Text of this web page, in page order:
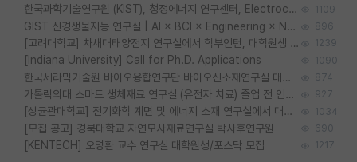
한국과학기술연구원 (KIST), 청정에너지 연구센터, Electrochemical Materials and Devices (Emd) Lab에서 학생을 모집합니다. (연,고대) 1109
GIST 신경생물지능 연구실 | AI × BCI × Engineering × Neuroscience 이노코어 Post-doc 모집 896
[고려대학교] 차새대태양전지 연구실에서 학부인턴, 대학원생 및 Post.Doc.을 모집합니다. 1239
[Indiana University] Call for Ph.D. Applications 1090
한국세라믹기술원 바이오융합연구단 바이오신소재연구실 대학원생/학부인턴 모집 874
가톨릭의대 스마트 생체재료 연구실 (유전자 치료) 졸업 전 인턴 및 대학원생 모집 927
[성균관대학교] 전기화학 계면 및 에너지 소재 연구실에서 대학원생을 모집합니다. 1034
[모집 공고] 경북대학교 자연모사재료연구실 박사후연구원 690
[KENTECH] 오명환 교수 연구실 대학원생/포스닥 모집 1217